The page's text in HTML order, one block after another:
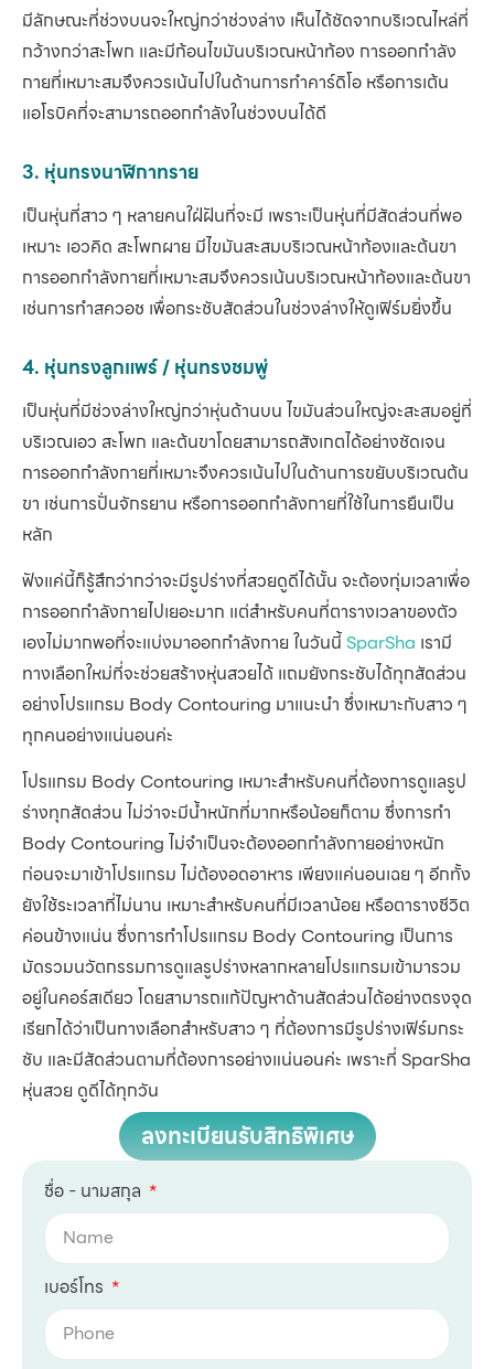
มีลักษณะที่ช่วงบนจะใหญ่กว่าช่วงล่าง เห็นได้ชัดจากบริเวณไหล่ที่
กว้างกว่าสะโพก และมีก้อนไขมันบริเวณหน้าท้อง การออกกำลัง
กายที่เหมาะสมจึงควรเน้นไปในด้านการทำคาร์ดิโอ หรือการเต้น
แอโรบิคที่จะสามารถออกกำลังในช่วงบนได้ดี
3. หุ่นทรงนาฬิกาทราย
เป็นหุ่นที่สาว ๆ หลายคนใฝ่ฝันที่จะมี เพราะเป็นหุ่นที่มีสัดส่วนที่พอ
เหมาะ เอวคิด สะโพกผาย มีไขมันสะสมบริเวณหน้าท้องและต้นขา
การออกกำลังกายที่เหมาะสมจึงควรเน้นบริเวณหน้าท้องและต้นขา
เช่นการทำสควอช เพื่อกระชับสัดส่วนในช่วงล่างให้ดูเฟิร์มยิ่งขึ้น
4. หุ่นทรงลูกแพร์ / หุ่นทรงชมพู่
เป็นหุ่นที่มีช่วงล่างใหญ่กว่าหุ่นด้านบน ไขมันส่วนใหญ่จะสะสมอยู่ที่
บริเวณเอว สะโพก และต้นขาโดยสามารถสังเกตได้อย่างชัดเจน
การออกกำลังกายที่เหมาะจึงควรเน้นไปในด้านการขยับบริเวณต้น
ขา เช่นการปั่นจักรยาน หรือการออกกำลังกายที่ใช้ในการยืนเป็น
หลัก
ฟังแค่นี้ก็รู้สึกว่ากว่าจะมีรูปร่างที่สวยดูดีได้นั้น จะต้องทุ่มเวลาเพื่อ
การออกกำลังกายไปเยอะมาก แต่สำหรับคนที่ตารางเวลาของตัว
เองไม่มากพอที่จะแบ่งมาออกกำลังกาย ในวันนี้SparSha เรามี
ทางเลือกใหม่ที่จะช่วยสร้างหุ่นสวยได้ แถมยังกระชับได้ทุกสัดส่วน
อย่างโปรแกรม Body Contouring มาแนะนำ ซึ่งเหมาะกับสาว ๆ
ทุกคนอย่างแน่นอนค่ะ
โปรแกรม Body Contouring เหมาะสำหรับคนที่ต้องการดูแลรูป
ร่างทุกสัดส่วน ไม่ว่าจะมีน้ำหนักที่มากหรือน้อยก็ตาม ซึ่งการทำ
Body Contouring ไม่จำเป็นจะต้องออกกำลังกายอย่างหนัก
ก่อนจะมาเข้าโปรแกรม ไม่ต้องอดอาหาร เพียงแค่นอนเฉย ๆ อีกทั้ง
ยังใช้ระเวลาที่ไม่นาน เหมาะสำหรับคนที่มีเวลาน้อย หรือตารางชีวิต
ค่อนข้างแน่น ซึ่งการทำโปรแกรม Body Contouring เป็นการ
มัดรวมนวัตกรรมการดูแลรูปร่างหลากหลายโปรแกรมเข้ามารวม
อยู่ในคอร์สเดียว โดยสามารถแก้ปัญหาด้านสัดส่วนได้อย่างตรงจุด
เรียกได้ว่าเป็นทางเลือกสำหรับสาว ๆ ที่ต้องการมีรูปร่างเฟิร์มกระ
ชับ และมีสัดส่วนตามที่ต้องการอย่างแน่นอนค่ะ เพราะที่ SparSha
หุ่นสวย ดูดีได้ทุกวัน
ลงทะเบียนรับสิทธิพิเศษ
ชื่อ - นามสกุล
เบอร์โทร